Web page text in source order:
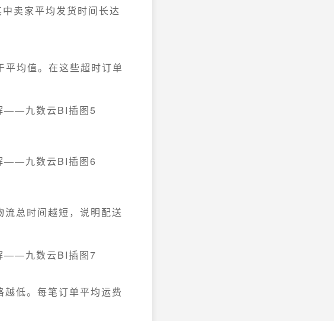
卖家平均发货时间长达
均值。在这些超时订单
总时间越短，说明配送
低。每笔订单平均运费